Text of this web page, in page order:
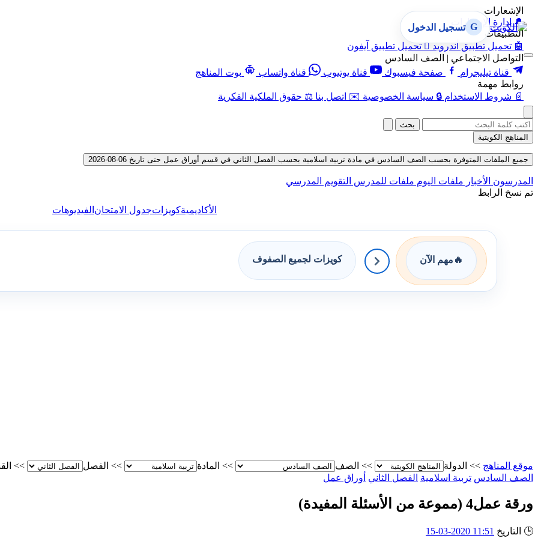
الإشعارات
🔔 إدارة الإشعارات
التطبيقات
🤖 تحميل تطبيق أندرويد  تحميل تطبيق آيفون
التواصل الاجتماعي | الصف السادس
قناة تيليجرام
صفحة فيسبوك قناة يوتيوب قناة واتساب
بوت المناهج
روابط مهمة
📄 شروط الاستخدام 🔒 سياسة الخصوصية ✉️ اتصل بنا ⚖️ حقوق الملكية الفكرية
G تسجيل الدخول
بحث
المناهج الكويتية
جميع الملفات المتوفرة بحسب الصف السادس في مادة تربية اسلامية بحسب الفصل الثاني في قسم أوراق عمل حتى تاريخ 06-08-2026
المدرسون الأخبار ملفات اليوم ملفات للمدرس التقويم المدرسي
تم نسخ الرابط
الأكاديميةكويزاتجدول الامتحان الفيديوهات
🔥 مهم الآن كويزات لجميع الصفوف
موقع المناهج >> الدولة >> الصف >> المادة >> الفصل >>
الصف السادس تربية اسلامية الفصل الثاني أوراق عمل
ورقة عمل4 (مموعة من الأسئلة المفيدة)
🕒 التاريخ 11:51 2020-03-15